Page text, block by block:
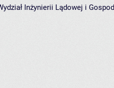
Inżynierii Lądowej i